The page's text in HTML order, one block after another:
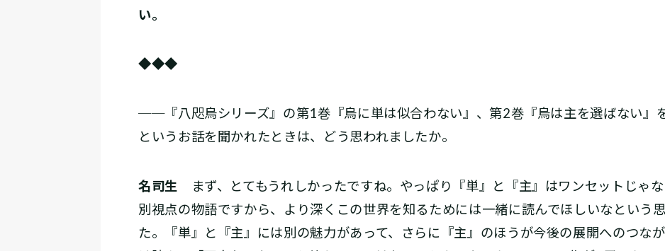
い。
◆◆◆
──『八咫烏シリーズ』の第1巻『烏に単は似合わない』、第2巻『烏は主を選ばない』
というお話を聞かれたときは、どう思われましたか。
名司生 まず、とてもうれしかったですね。やっぱり『単』と『主』はワンセットじゃ
別視点の物語ですから、より深くこの世界を知るためには一緒に読んでほしいなという
た。『単』と『主』には別の魅力があって、さらに『主』のほうが今後の展開へのつな